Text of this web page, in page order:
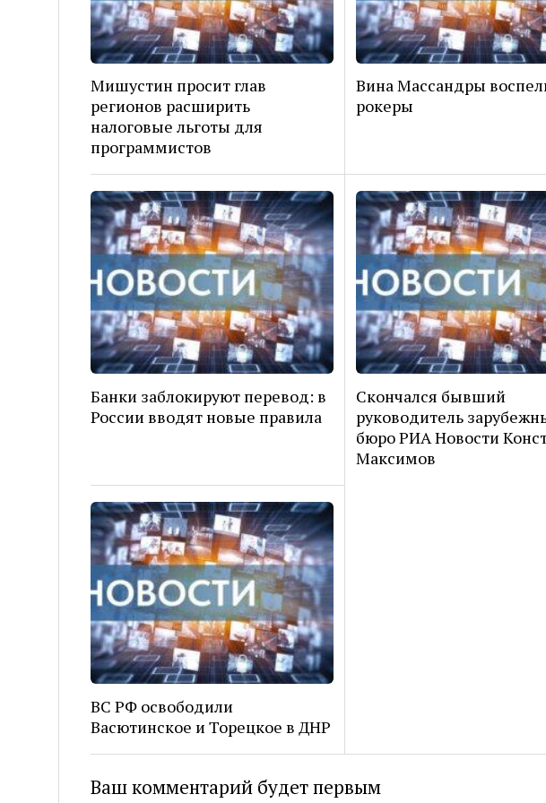
Мишустин просит глав
регионов расширить
налоговые льготы для
программистов
Вина Массандры
рокеры
Банки заблокируют перевод: в
России вводят новые правила
Скончался бывший
руководитель
бюро РИА Новости
Максимов
ВС РФ освободили
Васютинское и Торецкое в ДНР
Ваш комментарий будет первым